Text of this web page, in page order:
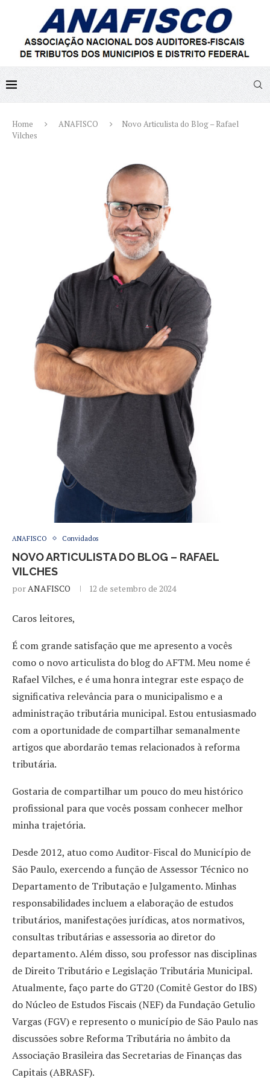
Home ANAFISCO
Novo Articulista do Blog – Rafael
Vilches
ANAFISCO Convidados
NOVO ARTICULISTA DO BLOG – RAFAEL
VILCHES
por ANAFISCO 12 de setembro de 2024
Caros leitores,
É com grande satisfação que me apresento a vocês
como o novo articulista do blog do AFTM. Meu nome é
Rafael Vilches, e é uma honra integrar este espaço de
significativa relevância para o municipalismo e a
administração tributária municipal. Estou entusiasmado
com a oportunidade de compartilhar semanalmente
artigos que abordarão temas relacionados à reforma
tributária.
Gostaria de compartilhar um pouco do meu histórico
profissional para que vocês possam conhecer melhor
minha trajetória.
Desde 2012, atuo como Auditor-Fiscal do Município de
São Paulo, exercendo a função de Assessor Técnico no
Departamento de Tributação e Julgamento. Minhas
responsabilidades incluem a elaboração de estudos
tributários, manifestações jurídicas, atos normativos,
consultas tributárias e assessoria ao diretor do
departamento. Além disso, sou professor nas disciplinas
de Direito Tributário e Legislação Tributária Municipal.
Atualmente, faço parte do GT20 (Comitê Gestor do IBS)
do Núcleo de Estudos Fiscais (NEF) da Fundação Getulio
Vargas (FGV) e represento o município de São Paulo nas
discussões sobre Reforma Tributária no âmbito da
Associação Brasileira das Secretarias de Finanças das
Capitais (ABRASF).